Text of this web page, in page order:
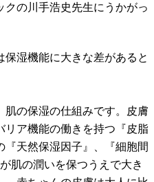
の川手浩史先生にうかがっ
湿機能に大きな差があると
肌の保湿の仕組みです。皮膚
リア機能の働きを持つ『皮脂
天然保湿因子』、『細胞間
肌の潤いを保つうえで大き